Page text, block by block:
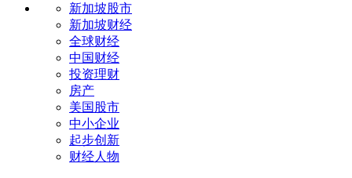
新加坡股市
新加坡财经
全球财经
中国财经
投资理财
房产
美国股市
中小企业
起步创新
财经人物